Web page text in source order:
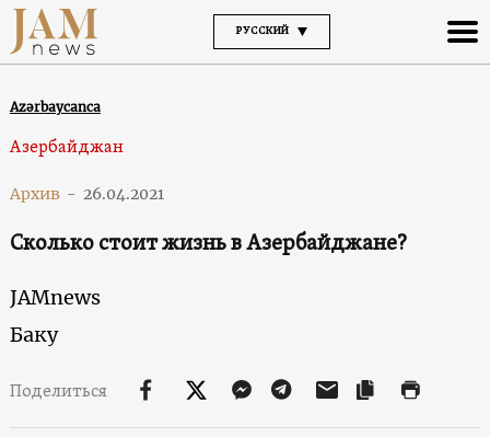
РУССКИЙ
Azərbaycanca
Азербайджан
Архив - 26.04.2021
Сколько стоит жизнь в Азербайджане?
JAMnews
Баку
Поделиться